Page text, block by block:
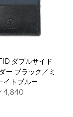
ダブルサイド
ー ブラック／ミ
イトブルー
4,840